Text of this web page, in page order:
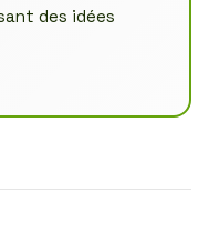
des idées